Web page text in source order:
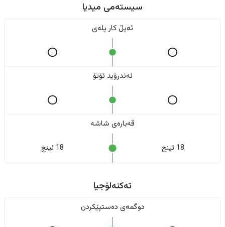
سیستەمی میدیا
ئەپڵ کار پلەی
ئەندرۆید ئۆتۆ
قەبارەی شاشە
18 ئینج 18 ئینج
تەکنەلۆجیا
دوگمەی دەستپێکردن